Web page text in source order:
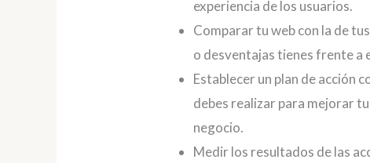
experiencia de los usuarios.
Comparar tu web con la de
o desventajas tienes frente a
Establecer un plan de acción
debes realizar para mejorar
negocio.
Medir los resultados de las